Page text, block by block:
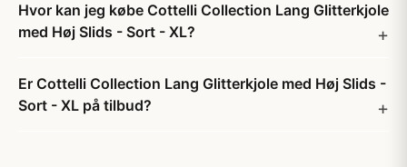
Hvor kan jeg købe Cottelli Collection Lang Glitterkjole
med Høj Slids - Sort - XL?
Er Cottelli Collection Lang Glitterkjole med Høj Slids -
Sort - XL på tilbud?